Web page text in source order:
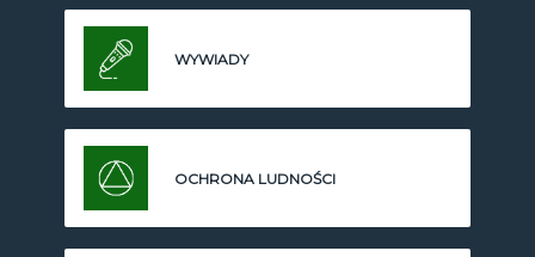
WYWIADY
OCHRONA LUDNOŚCI